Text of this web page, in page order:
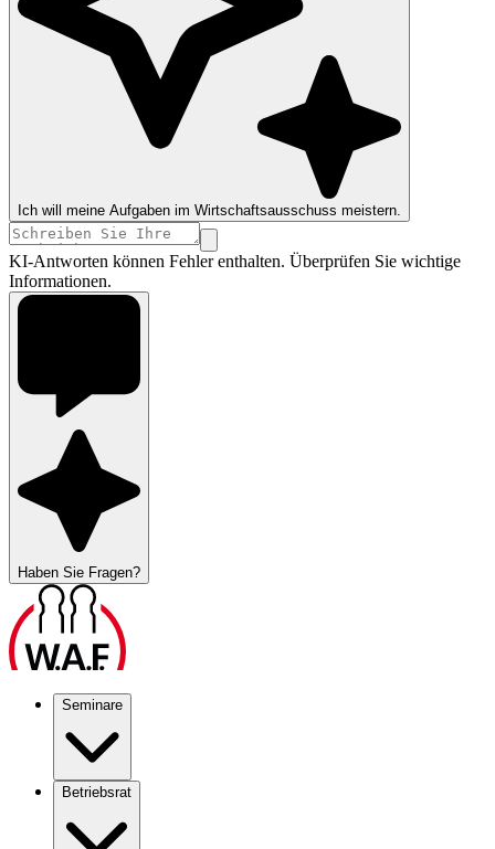
Ich will meine Aufgaben im Wirtschaftsausschuss meistern.
KI-Antworten können Fehler enthalten. Überprüfen Sie wichtige
Informationen.
Haben Sie Fragen?
Seminare
Betriebsrat